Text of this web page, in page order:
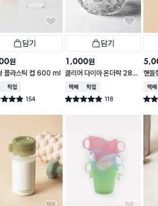
담기
원
플라스틱 컵 600 ml
송매장픽업
점 154
건 작성
담기
1,000원
클리어 다이아 온더락 280
ml
택배배송매장픽업
별점 4.9점 118
건 작성
핸들
0
택배
별점